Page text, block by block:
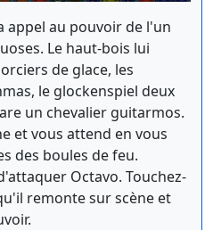
appel au pouvoir de l'un
Le haut-bois lui
de glace, les
le glockenspiel deux
un chevalier guitarmos.
et vous attend en vous
des boules de feu.
Octavo. Touchez-
remonte sur scène et